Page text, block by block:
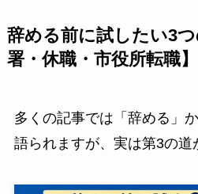
辞める前に試したい3
署・休職・市役所転職】
多くの記事では「辞める」
語られますが、実は第3の道